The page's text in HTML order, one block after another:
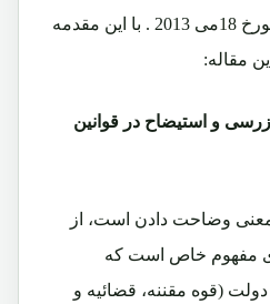
"استیضاح یا افتضاح؟؟" مورخ 18می 2013 . با این مقدمه
مقاله:
و استیضاح در قوانین
وضاحت دادن است، از
مفهوم خاص است که
(قوه مقننه، قضائیه و